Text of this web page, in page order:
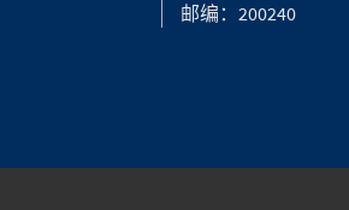
邮编：200240